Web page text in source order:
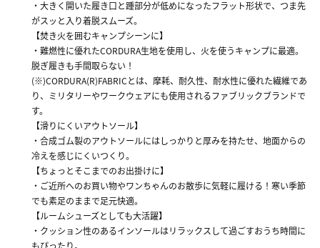
・大きく開いた履き口と踵部分が低めになったフラット形状で、つま先
がスッと入り着脱スムーズ。
【焚き火を囲むキャンプシーンに】
・難燃性に優れたCORDURA生地を使用し、火を使うキャンプに最適。
脱ぎ履きも手間取らない！
(※)CORDURA(R)FABRICとは、摩耗、耐久性、耐水性に優れた繊維であ
り、ミリタリーやワークウェアにも使用されるファブリックブランドで
す。
【滑りにくいアウトソール】
・合成ゴム製のアウトソールにはしっかりと厚みを持たせ、地面からの
冷えを感じにくいつくり。
【ちょっとそこまでのお出掛けに】
・ご近所へのお買い物やワンちゃんのお散歩に気軽に履ける！寒い季節
でも素足のままで足元快適。
【ルームシューズとしても大活躍】
・クッション性のあるインソールはリラックスして過ごすおうち時間に